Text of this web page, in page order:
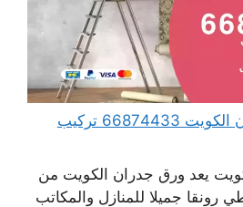
فني تركيب ورق جدران الكويت 66874433 تركيب
يعد ورق جدران الكويت من
رونقا جميلا للمنازل والمكاتب